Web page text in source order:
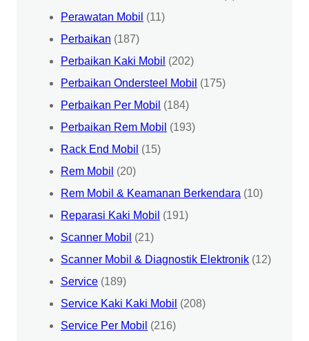
Perawatan Mobil (11)
Perbaikan (187)
Perbaikan Kaki Mobil (202)
Perbaikan Ondersteel Mobil (175)
Perbaikan Per Mobil (184)
Perbaikan Rem Mobil (193)
Rack End Mobil (15)
Rem Mobil (20)
Rem Mobil & Keamanan Berkendara (10)
Reparasi Kaki Mobil (191)
Scanner Mobil (21)
Scanner Mobil & Diagnostik Elektronik (12)
Service (189)
Service Kaki Kaki Mobil (208)
Service Per Mobil (216)